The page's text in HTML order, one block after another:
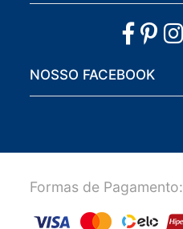
NOSSO FACEBOOK
Formas de Pagamento: